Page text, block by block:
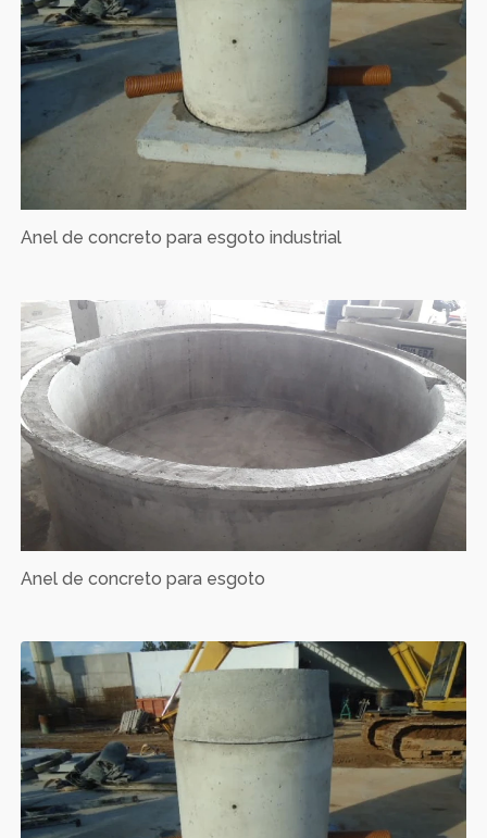
Anel de concreto para esgoto industrial
Anel de concreto para esgoto